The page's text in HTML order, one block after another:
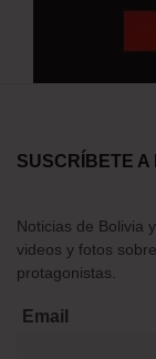
SUSCRÍBETE A
Noticias de Bolivia
videos y fotos
protagonistas.
Email